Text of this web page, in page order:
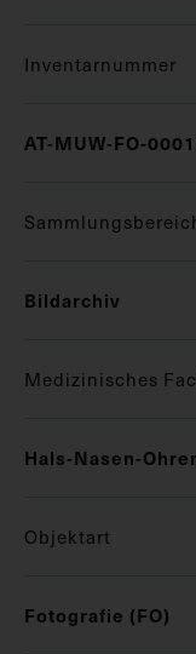
Inventarnummer
AT-MUW-FO-
Bildarchiv
Medizinisches
Hals-Nasen-
Objektart
Fotografie (FO)